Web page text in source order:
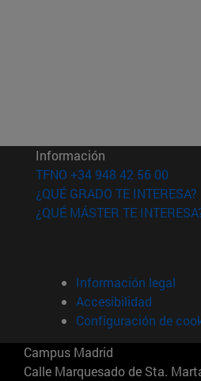
ventana)
nueva ventana)
nueva ventana)
Información
TFNO +34 948 42 56 00
¿QUÉ GRADO TE INTERESA?
¿QUÉ MÁSTER TE
Información legal
Accesibilidad
Configuración de
Campus Madrid
Calle Marquesado de Sta.